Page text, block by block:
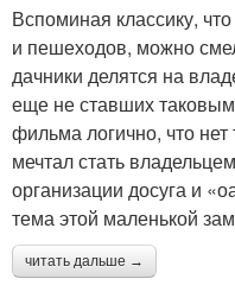
Вспоминая классику,
и пешеходов, можно
дачники делятся на
еще не ставших
фильма логично, что
мечтал стать
организации досуга и
тема этой маленькой
читать дальше →